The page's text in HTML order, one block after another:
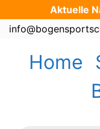
Inhalt
springen
Aktuelle
Home